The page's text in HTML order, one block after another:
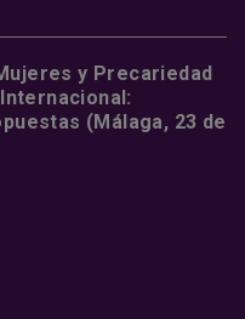
y Precariedad
(Málaga, 23 de